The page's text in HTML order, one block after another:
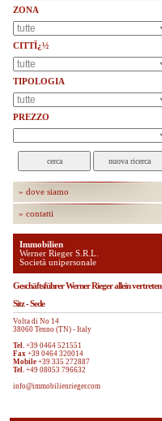
ZONA
CITTÏ¿½
TIPOLOGIA
PREZZO
» dove siamo
» contatti
Immobilien
Werner Rieger S.R.L.
Società unipersonale
Geschäftsführer Werner Rieger allein vertreten
Sitz - Sede
Volta di No 14
38060 Tenno (TN) - Italy
Tel. +39 0464 521551
Fax +39 0464 320014
Mobile +39 335 272887
Tel. +49 08053 796632
info@immobilienrieger.com